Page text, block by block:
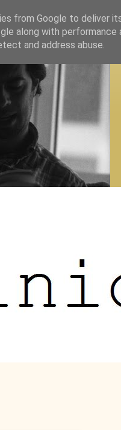
from Google to deliver
along with
and address abuse.